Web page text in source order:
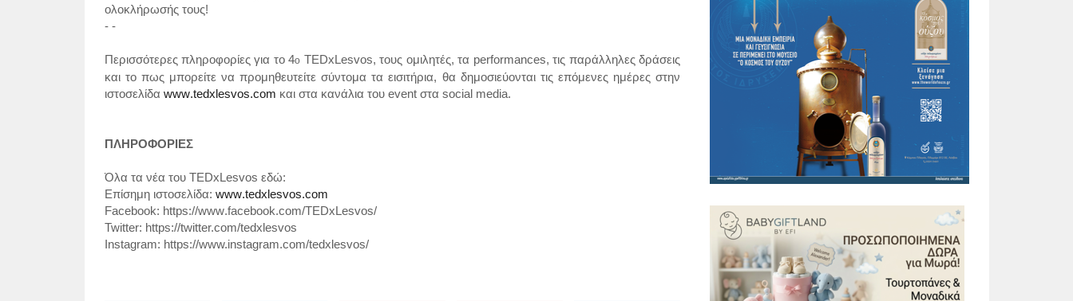
ολοκλήρωσής τους!
- -
Περισσότερες πληροφορίες για το 4ο TEDxLesvos, τους ομιλητές, τα performances, τις παράλληλες δράσεις
και το πως μπορείτε να προμηθευτείτε σύντομα τα εισιτήρια, θα δημοσιεύονται τις επόμενες ημέρες στην
ιστοσελίδα www.tedxlesvos.com και στα κανάλια του event στα social media.
ΠΛΗΡΟΦΟΡΙΕΣ
Όλα τα νέα του TEDxLesvos εδώ:
Επίσημη ιστοσελίδα: www.tedxlesvos.com
Facebook: https://www.facebook.com/TEDxLesvos/
Twitter: https://twitter.com/tedxlesvos
Instagram: https://www.instagram.com/tedxlesvos/